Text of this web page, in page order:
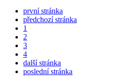
první stránka
předchozí stránka
1
2
3
4
další stránka
poslední stránka